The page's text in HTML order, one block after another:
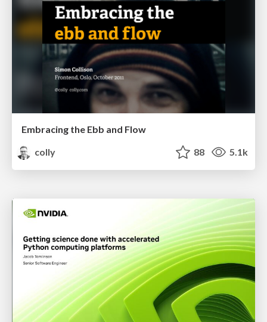
Embracing the Ebb and Flow
colly
88 5.1k